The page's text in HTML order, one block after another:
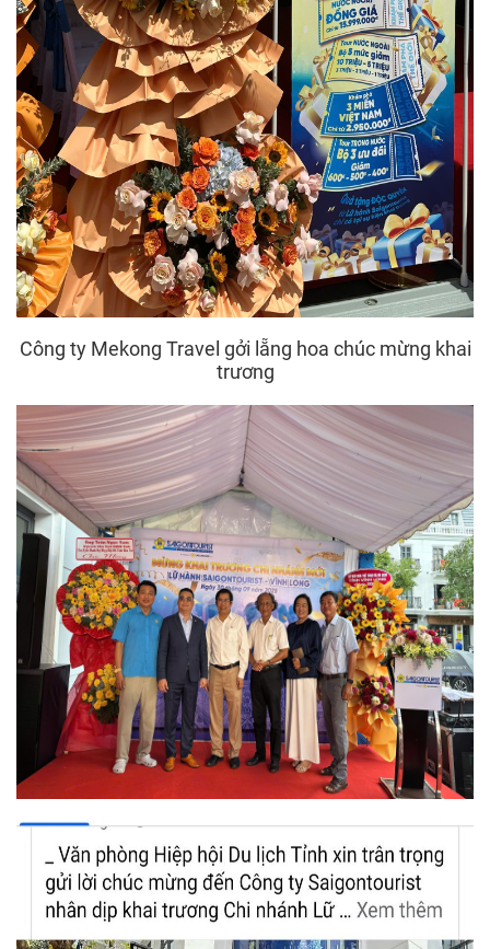
Công ty Mekong Travel gởi lẵng hoa chúc mừng khai
trương